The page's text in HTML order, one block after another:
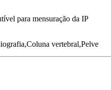
para mensuração da IP
vertebral,Pelve